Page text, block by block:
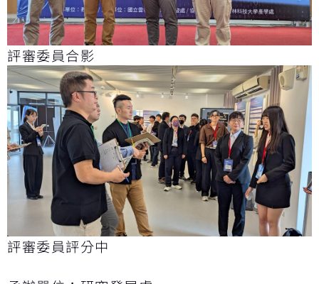
評審委員合影
評審委員評分中